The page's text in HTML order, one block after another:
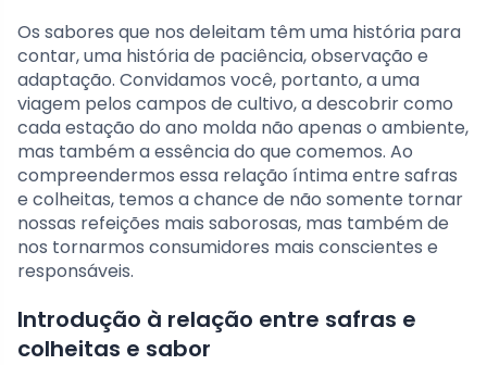
Os sabores que nos deleitam têm uma história para
contar, uma história de paciência, observação e
adaptação. Convidamos você, portanto, a uma
viagem pelos campos de cultivo, a descobrir como
cada estação do ano molda não apenas o ambiente,
mas também a essência do que comemos. Ao
compreendermos essa relação íntima entre safras
e colheitas, temos a chance de não somente tornar
nossas refeições mais saborosas, mas também de
nos tornarmos consumidores mais conscientes e
responsáveis.
Introdução à relação entre safras e
colheitas e sabor